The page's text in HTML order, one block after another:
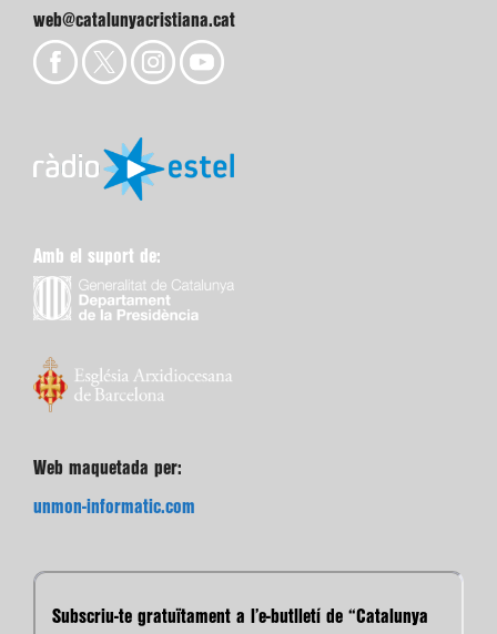
web@catalunyacristiana.cat
Amb el suport de:
Web maquetada per:
unmon-informatic.com
Subscriu-te gratuïtament a l’e-butlletí de “Catalunya